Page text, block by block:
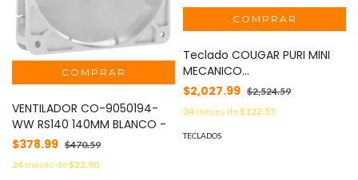
VENTILADOR CO-9050194-
WW RS140 140MM BLANCO -
$378.99 $470.59
24meses de$22.90
Teclado COUGAR PURI MINI
MECANICO
(37PRMM1MI.0002) Switches-
Mecánico - USB, 6Efectos,
ALAMBRICO
$2,027.99 $2,524.59
24meses de$122.55
TECLADOS